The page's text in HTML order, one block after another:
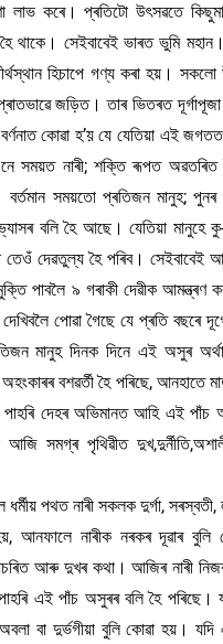
লাভ কৰে। প্ৰতিটো উৎসৱতে
থাকে। সেইবাবেই ভাৰত ভুমি
হিচাপে গণ্য কৰা হয়। সকলো
জড়িত। তাৰ ভিতৰত
কোৱা হ’য় যে যেতিয়া এই
সময়ত নাৰী; শক্তি ৰূপত
বৰ্তমান সময়তো প্ৰতিজন মানুহ;
বলি হৈ আছে। যেতিয়া মানুহে
তেওঁ দেৱতুল্য হৈ পৰিব। সেইবাবেই
পাবলৈ ৯ গৰাকী দেৱীক আমন্ত্ৰণ
পোৱা গৈছে যে প্ৰতি বছৰে
মানুহ দিনক দিনে এই অসুৰ
বশৱৰ্তী হৈ পৰিছে, আনহাতে
পাহৰি দেহৰ অভিমানত আহি এই পাঁচ
আজি সমগ্ৰ পৃথিৱীত
পথত নাৰী সকলক দুৰ্গা, সৰস্বতী,
আনফালে নাৰীক নৰকৰ দূৱাৰ
আৰু দুখৰ কথা। আজিৰ নাৰী
এই পাঁচ অসুৰৰ বলি হৈ পৰিছে।
বা দুৰ্ভগীয়া বুলি কোৱা হয়।